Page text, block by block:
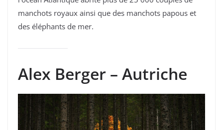
manchots royaux ainsi que des manchots papous et
des éléphants de mer.
Alex Berger – Autriche